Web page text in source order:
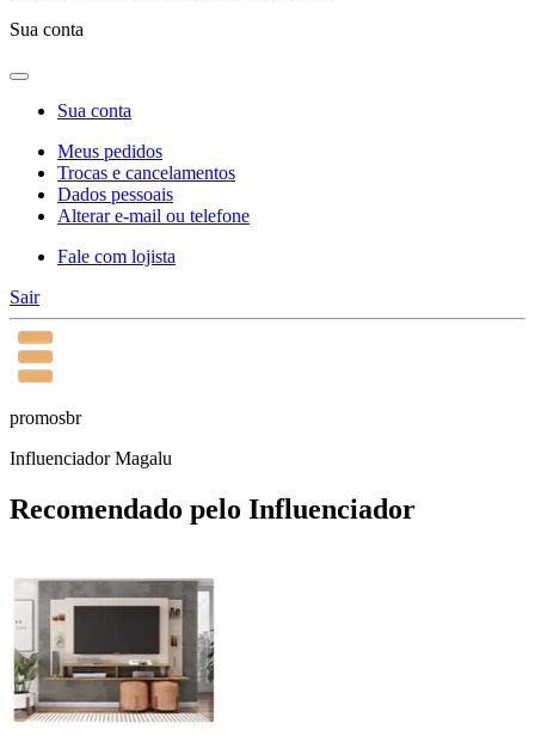
Sua conta
Sua conta
Meus pedidos
Trocas e cancelamentos
Dados pessoais
Alterar e-mail ou telefone
Fale com lojista
Sair
promosbr
Influenciador Magalu
Recomendado pelo Influenciador